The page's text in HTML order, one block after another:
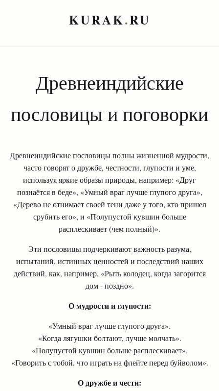
KURAK.RU
Древнеиндийские
пословицы и поговорки
Древнеиндийские пословицы полны жизненной мудрости,
часто говорят о дружбе, честности, глупости и уме,
используя яркие образы природы, например: «Друг
познаётся в беде», «Умный враг лучше глупого друга»,
«Дерево не отнимает своей тени даже у того, кто пришел
срубить его», и «Полупустой кувшин больше
расплескивает (чем полный)».
Эти пословицы подчеркивают важность разума,
испытаний, истинных ценностей и последствий наших
действий, как, например, «Рыть колодец, когда загорится
дом - поздно».
О мудрости и глупости:
«Умный враг лучше глупого друга».
«Когда лягушки болтают, лучше молчать».
«Полупустой кувшин больше расплескивает».
«Говорить с тобой, что играть на флейте перед буйволом».
О дружбе и чести: